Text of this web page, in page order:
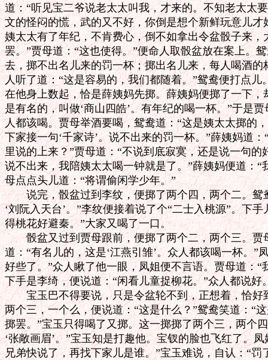
道：“听见宝二爷说老太太叫我，才来的。不知老太太
文的怪闷的慌，武的又不好，你倒是想个新鲜玩意儿才
姨太太有了年纪，不肯费心，倒不如拿出令盆骰子来
罢。”贾母道：“这也使得。”便命人取骰盆放在案上。
去，掷不出名儿来的罚一杯；掷出名儿来，每人喝酒的
人听了道：“这是容易的，我们都随着。”鸳鸯便打点儿
在他身上数起，恰是薛姨妈先掷。薛姨妈便掷了一下，
是有名的，叫做‘商山四皓’。有年纪的喝一杯。”于是
人都该喝。贾母举酒要喝，鸳鸯道：“这是姨太太掷的
下家接一句‘千家诗’。说不出来的罚一杯。”薛姨妈道
里说的上来？”贾母道：“不说到底寂寞，还是说一句的
说不出来，我陪姨太太喝一钟就是了。”薛姨妈便道：“
母点点头儿道：“将谓偷闲学少年。”
说完，骰盆过到李纹，便掷了两个四，两个二。鸳
‘刘阮入天台’。”李纹便接着说了个“二士入桃源”。下
得桃花好避秦。”大家又喝了一口。
骰盆又过到贾母跟前，便掷了两个二，两个三。贾
道：“有名儿的，这是‘江燕引雏’。众人都该喝一杯。”
好些了。”众人瞅了他一眼，凤姐便不言语。贾母道：“
下手是李绮，便说道：“闲看儿童捉柳花。”众人都说好
宝玉巴不得要说，只是令盆轮不到，正想着，恰好
两个三，一个么，便说道：“这是什么？”鸳鸯笑道：“
掷罢。”宝玉只得喝了又掷。这一掷掷了两个三，两个
‘张敞画眉’。”宝玉知是打趣他。宝钗的脸也飞红了。
兄弟快说了，再找下家儿是谁。”宝玉难说，自认：“罚